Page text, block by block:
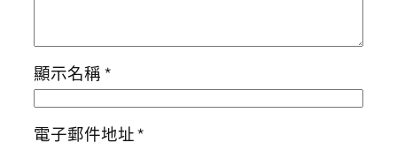
顯示名稱*
電子郵件地址*